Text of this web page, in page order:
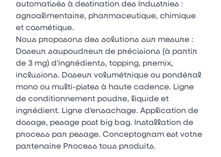
automatisés à destination des Industries :
agroalimentaire, pharmaceutique, chimique
et cosmétique.
Nous proposons des solutions sur mesure :
Doseur saupoudreur de précisions (à partir
de 3 mg) d'ingrédients, topping, premix,
inclusions. Doseur volumétrique ou pondéral
mono ou multi-pistes à haute cadence. Ligne
de conditionnement poudre, liquide et
ingrédient. Ligne d'ensachage. Application de
dosage, pesage post big bag. Installation de
process par pesage. Conceptogram est votre
partenaire Process tous produits.